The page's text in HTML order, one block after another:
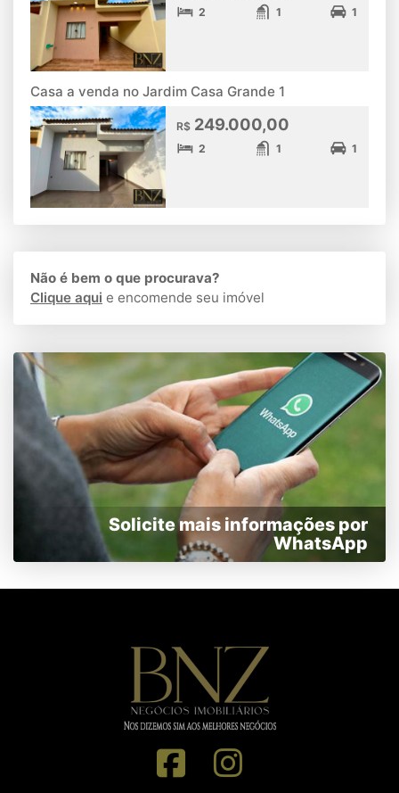
2 1 1
Casa a venda no Jardim Casa Grande 1
R$ 249.000,00
2 1 1
Não é bem o que procurava?
Clique aqui e encomende seu imóvel
Solicite mais informações por
WhatsApp